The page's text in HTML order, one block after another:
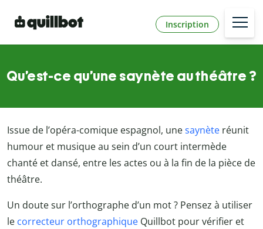
Inscription
Qu’est-ce qu’une saynète au théâtre ?
Issue de l’opéra-comique espagnol, unesaynète réunit
humour et musique au sein d’un court intermède
chanté et dansé, entre les actes ou à la fin de la pièce de
théâtre.
Un doute sur l’orthographe d’un mot ? Pensez à utiliser
le correcteur orthographique Quillbot pour vérifier et